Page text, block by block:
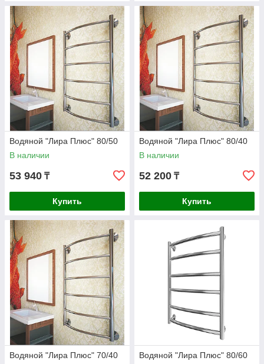
Водяной "Лира Плюс" 80/50
В наличии
53 940 ₸
Купить
Водяной "Лира Плюс" 80/40
В наличии
52 200 ₸
Купить
Водяной "Лира Плюс" 70/40
Водяной "Лира Плюс" 80/60